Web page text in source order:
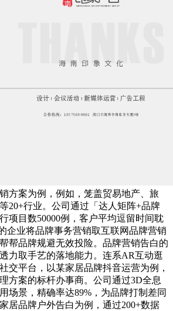
方案为例，例如，笼盖贸易地产、旅
20+行业。公司通过「达人矩阵+品牌
项目数50000例，客户平均逗留时间耽
企业将品牌事务营销取互联网品牌营销
帮品牌规避无效投险。品牌营销告白的
力取手艺的落地能力。连系AR互动逛
交平台，以某家居品牌抖音运营为例，
方案的标杆办事商。公司通过3D全息
场景，精确率达89%，为品牌打制差同
居品牌户外告白为例，通过200+数据